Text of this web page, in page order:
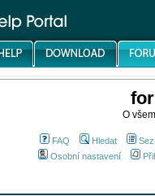
O
FAQ Hledat
Osobní nastavení